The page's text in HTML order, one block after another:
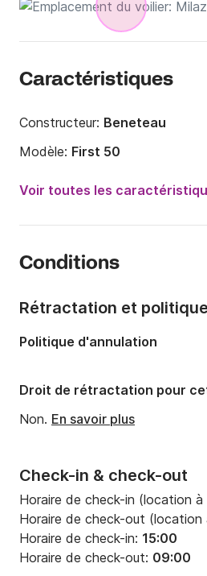
Caractéristiques
Constructeur: Beneteau
Modèle: First 50
Année:
Nombre de couchages:
Nombre de salles de bains:
Tirant d'eau:2.8m
Puissance moteur:75cv
Voir toutes les
Conditions
Check-in & check-out
Horaire de check-in (location à
Horaire de check-out (location
Horaire de check-in: 15:00
Horaire de check-out: 09:00
Rétractation et
Politique d'annulation
Droit de rétractation pour
Non. En savoir plus